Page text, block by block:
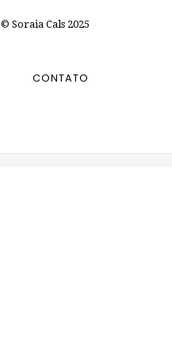
© Soraia Cals 2025
CONTATO